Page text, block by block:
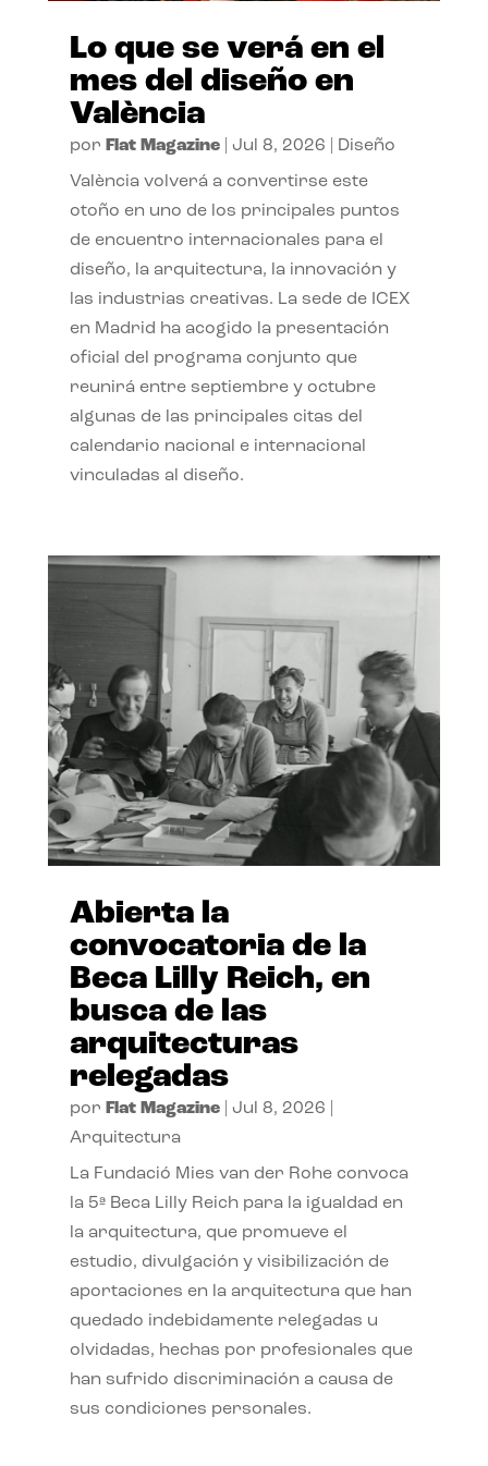
Lo que se verá en el
mes del diseño en
València
por Flat Magazine| Jul 8, 2026 Diseño
València volverá a convertirse este
otoño en uno de los principales puntos
de encuentro internacionales para el
diseño, la arquitectura, la innovación y
las industrias creativas. La sede de ICEX
en Madrid ha acogido la presentación
oficial del programa conjunto que
reunirá entre septiembre y octubre
algunas de las principales citas del
calendario nacional e internacional
vinculadas al diseño.
Abierta la
convocatoria de la
Beca Lilly Reich, en
busca de las
arquitecturas
relegadas
por Flat Magazine| Jul 8, 2026
Arquitectura
La Fundació Mies van der Rohe convoca
la 5ª Beca Lilly Reich para la igualdad en
la arquitectura, que promueve el
estudio, divulgación y visibilización de
aportaciones en la arquitectura que han
quedado indebidamente relegadas u
olvidadas, hechas por profesionales que
han sufrido discriminación a causa de
sus condiciones personales.